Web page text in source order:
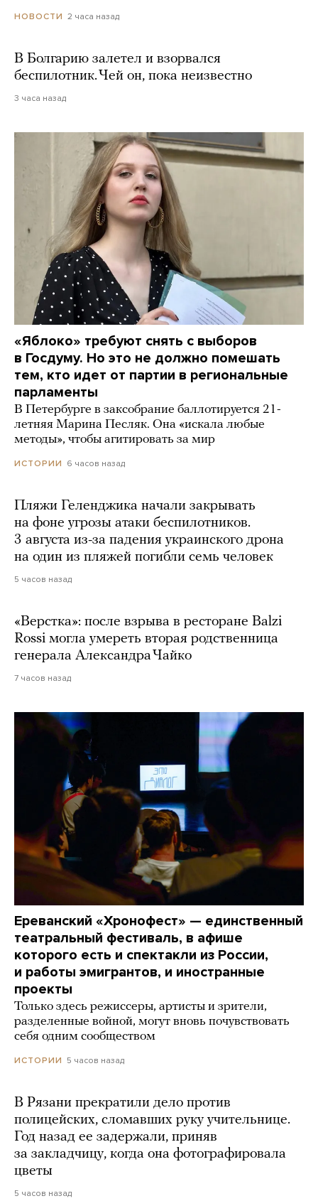
НОВОСТИ 2 часа назад
В Болгарию залетел и взорвался
беспилотник. Чей он, пока неизвестно
3 часа назад
«Яблоко» требуют снять с выборов
в Госдуму. Но это не должно помешать
тем, кто идет от партии в региональные
парламенты
В Петербурге в заксобрание баллотируется 21-
летняя Марина Песляк. Она «искала любые
методы», чтобы агитировать за мир
ИСТОРИИ 6 часов назад
Пляжи Геленджика начали закрывать
на фоне угрозы атаки беспилотников.
3 августа из-за падения украинского дрона
на один из пляжей погибли семь человек
5 часов назад
«Верстка»: после взрыва в ресторане Balzi
Rossi могла умереть вторая родственница
генерала Александра Чайко
7 часов назад
Ереванский «Хронофест» — единственный
театральный фестиваль, в афише
которого есть и спектакли из России,
и работы эмигрантов, и иностранные
проекты
Только здесь режиссеры, артисты и зрители,
разделенные войной, могут вновь почувствовать
себя одним сообществом
ИСТОРИИ 5 часов назад
В Рязани прекратили дело против
полицейских, сломавших руку учительнице.
Год назад ее задержали, приняв
за закладчицу, когда она фотографировала
цветы
5 часов назад